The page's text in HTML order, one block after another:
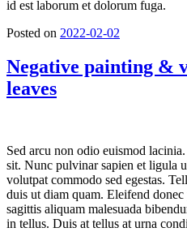
id est laborum et dolorum fuga.
Posted on 2022-02-02
Negative painting &
leaves
Sed arcu non odio euismod
sit. Nunc pulvinar sapien et ligula
volutpat commodo sed egestas.
duis ut diam quam. Eleifend
sagittis aliquam malesuada
in tellus. Duis at tellus at urna